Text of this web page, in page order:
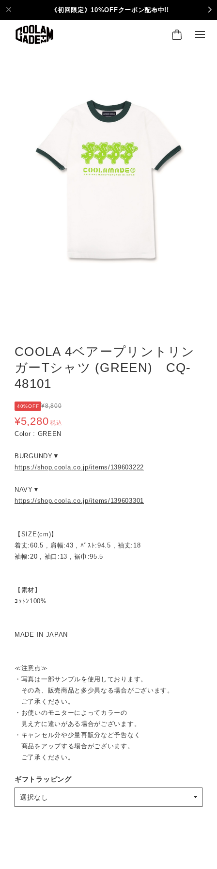
《初回限定》10%OFFクーポン配布中!!
COOLA 4ベアープリントリン
ガーTシャツ (GREEN) CQ-
48101
40%OFF ¥8,800
¥5,280 税込
Color : GREEN
BURGUNDY▼
https://shop.coola.co.jp/items/139603222
NAVY▼
https://shop.coola.co.jp/items/139603301
【SIZE(cm)】
着丈:60.5 , 肩幅:43 , ﾊﾞｽﾄ:94.5 , 袖丈:18
袖幅:20 , 袖口:13 , 裾巾:95.5
【素材】
ｺｯﾄﾝ100%
MADE IN JAPAN
≪注意点≫
・写真は一部サンプルを使用しております。
その為、販売商品と多少異なる場合がございます。
ご了承ください。
・お使いのモニターによってカラーの
見え方に違いがある場合がございます。
・キャンセル分や少量再販分など予告なく
商品をアップする場合がございます。
ご了承ください。
ギフトラッピング